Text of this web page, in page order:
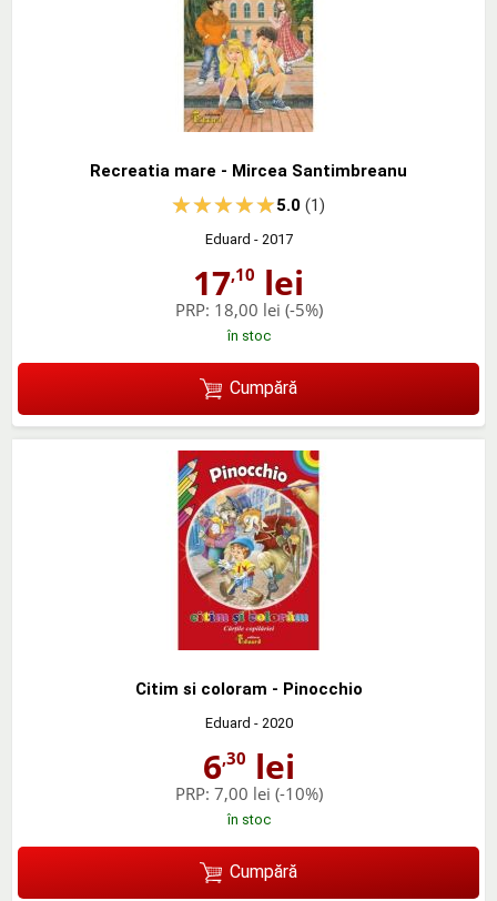
Recreatia mare - Mircea Santimbreanu
5.0(1)
Eduard - 2017
17,10 lei
PRP: 18,00 lei (-5%)
în stoc
Cumpără
Citim si coloram - Pinocchio
Eduard - 2020
6,30 lei
PRP: 7,00 lei (-10%)
în stoc
Cumpără